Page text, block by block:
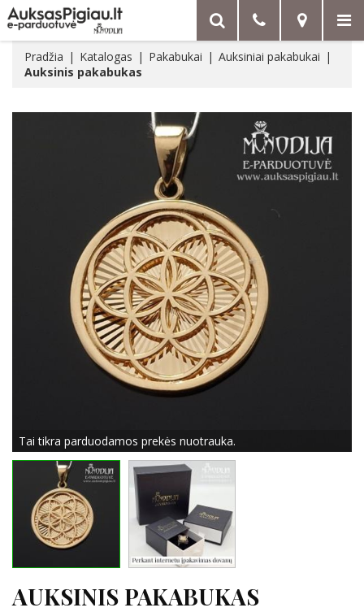
Pradžia Katalogas Pakabukai
Auksiniai pakabukai
Auksinis pakabukas
Tai tikra parduodamos prekės nuotrauka.
AUKSINIS PAKABUKAS